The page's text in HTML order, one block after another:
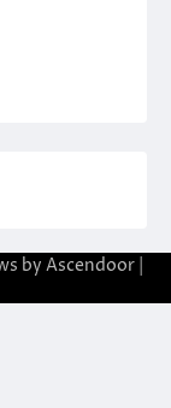
by Ascendoor